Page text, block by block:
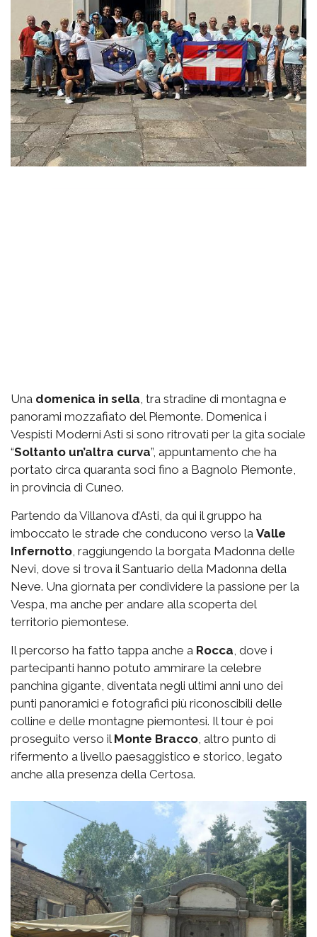
Una domenica in sella , tra stradine di montagna e
panorami mozzafiato del Piemonte. Domenica i
Vespisti Moderni Asti si sono ritrovati per la gita sociale
“Soltanto un’altra curva”, appuntamento che ha
portato circa quaranta soci fino a Bagnolo Piemonte,
in provincia di Cuneo.
Partendo da Villanova d’Asti, da qui il gruppo ha
imboccato le strade che conducono verso la Valle
Infernotto , raggiungendo la borgata Madonna delle
Nevi, dove si trova il Santuario della Madonna della
Neve. Una giornata per condividere la passione per la
Vespa, ma anche per andare alla scoperta del
territorio piemontese.
Il percorso ha fatto tappa anche a Rocca , dove i
partecipanti hanno potuto ammirare la celebre
panchina gigante, diventata negli ultimi anni uno dei
punti panoramici e fotografici più riconoscibili delle
colline e delle montagne piemontesi. Il tour è poi
proseguito verso il Monte Bracco , altro punto di
rifermento a livello paesaggistico e storico, legato
anche alla presenza della Certosa.